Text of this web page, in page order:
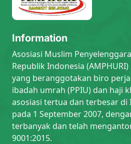
Information
Asosiasi Muslim
Republik Indonesia
yang beranggotakan biro
ibadah umrah (PPIU) dan haji
asosiasi tertua dan terbesar di
pada 1 September 2007,
terbanyak dan telah
9001:2015.